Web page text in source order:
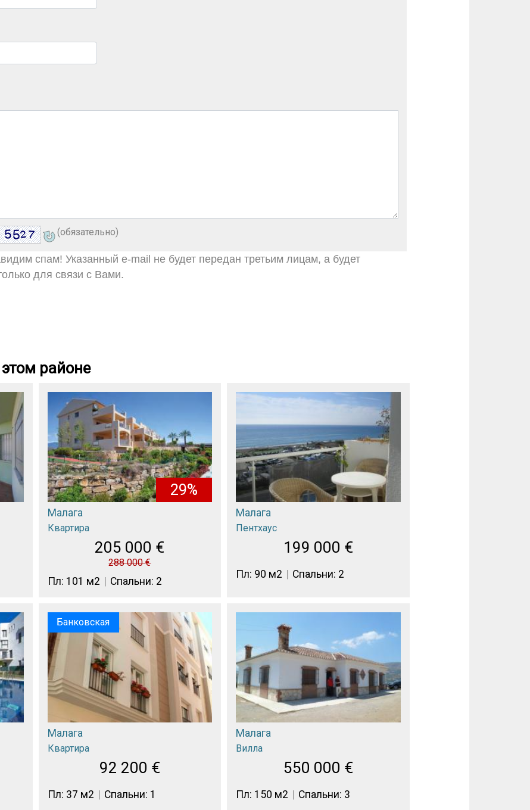
(обязательно)
спам! Указанный e-mail не будет передан третьим лицам, а будет
для связи с Вами.
районе
29%
Малага
Квартира
205 000 €
288 000€
Пл: 101 м2 Спальни: 2
Малага
Пентхаус
199 000 €
Пл: 90 м2 Спальни: 2
Банковская
Малага
Квартира
92 200 €
Пл: 37 м2 Спальни: 1
Малага
Вилла
550 000 €
Пл: 150 м2 Спальни: 3